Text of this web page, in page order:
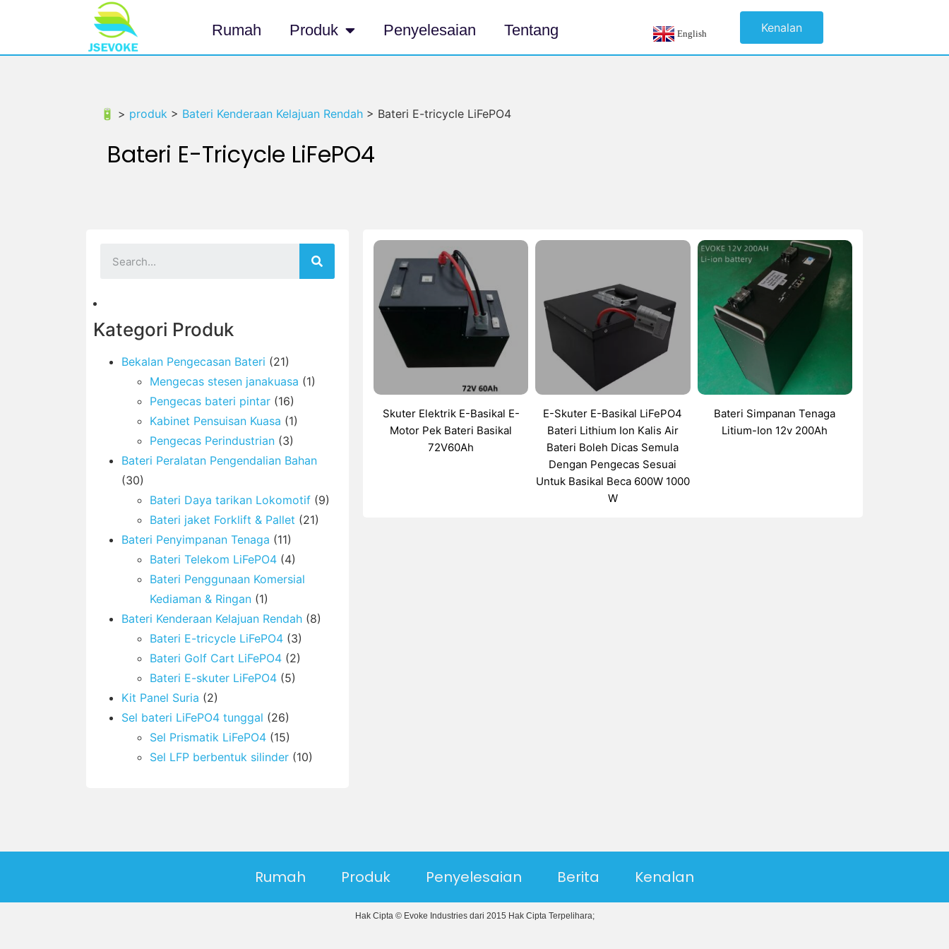
Rumah Produk Penyelesaian Tentang English Kenalan
🔋 > produk > Bateri Kenderaan Kelajuan Rendah > Bateri E-tricycle LiFePO4
Bateri E-Tricycle LiFePO4
Kategori Produk
Bekalan Pengecasan Bateri (21)
Mengecas stesen janakuasa (1)
Pengecas bateri pintar (16)
Kabinet Pensuisan Kuasa (1)
Pengecas Perindustrian (3)
Bateri Peralatan Pengendalian Bahan
(30)
Bateri Daya tarikan Lokomotif (9)
Bateri jaket Forklift & Pallet (21)
Bateri Penyimpanan Tenaga (11)
Bateri Telekom LiFePO4 (4)
Bateri Penggunaan Komersial
Kediaman & Ringan (1)
Bateri Kenderaan Kelajuan Rendah (8)
Bateri E-tricycle LiFePO4 (3)
Bateri Golf Cart LiFePO4 (2)
Bateri E-skuter LiFePO4 (5)
Kit Panel Suria (2)
Sel bateri LiFePO4 tunggal (26)
Sel Prismatik LiFePO4 (15)
Sel LFP berbentuk silinder (10)
Skuter Elektrik E-Basikal E-
Motor Pek Bateri Basikal
72V60Ah
E-Skuter E-Basikal LiFePO4
Bateri Lithium Ion Kalis Air
Bateri Boleh Dicas Semula
Dengan Pengecas Sesuai
Untuk Basikal Beca 600W 1000
W
Bateri Simpanan Tenaga
Litium-Ion 12v 200Ah
Rumah Produk Penyelesaian Berita Kenalan
Hak Cipta © Evoke Industries dari 2015 Hak Cipta Terpelihara;